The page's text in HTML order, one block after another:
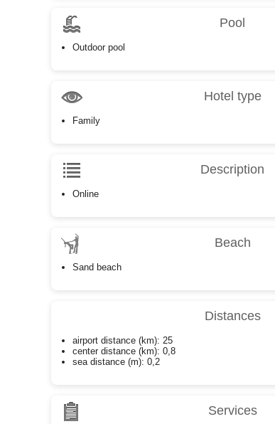
Pool
Outdoor pool
Hotel type
Family
Description
Online
Beach
Sand beach
Distances
airport distance (km): 25
center distance (km): 0,8
sea distance (m): 0,2
Services